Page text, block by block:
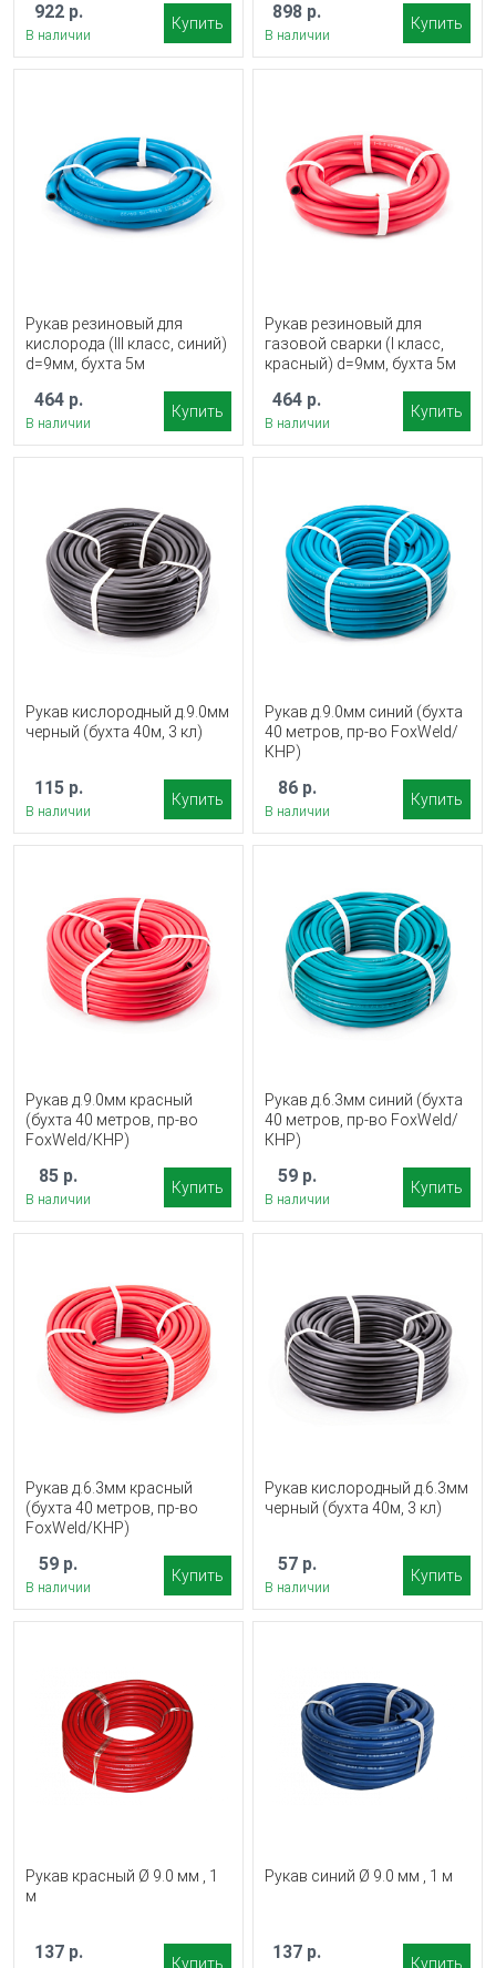
922 р.
В наличии
Купить
898 р.
В наличии
Купить
Рукав резиновый для
кислорода (III класс, синий)
d=9мм, бухта 5м
464 р.
В наличии
Купить
Рукав резиновый для
газовой сварки (I класс,
красный) d=9мм, бухта 5м
464 р.
В наличии
Купить
Рукав кислородный д.9.0мм
черный (бухта 40м, 3 кл)
115 р.
В наличии
Купить
Рукав д.9.0мм синий (бухта
40 метров, пр-во FoxWeld/
КНР)
86 р.
В наличии
Купить
Рукав д.9.0мм красный
(бухта 40 метров, пр-во
FoxWeld/КНР)
85 р.
В наличии
Купить
Рукав д.6.3мм синий (бухта
40 метров, пр-во FoxWeld/
КНР)
59 р.
В наличии
Купить
Рукав д.6.3мм красный
(бухта 40 метров, пр-во
FoxWeld/КНР)
59 р.
В наличии
Купить
Рукав кислородный д.6.3мм
черный (бухта 40м, 3 кл)
57 р.
В наличии
Купить
Рукав красный Ø 9.0 мм , 1
м
137 р.
Купить
Рукав синий Ø 9.0 мм , 1 м
137 р.
Купить